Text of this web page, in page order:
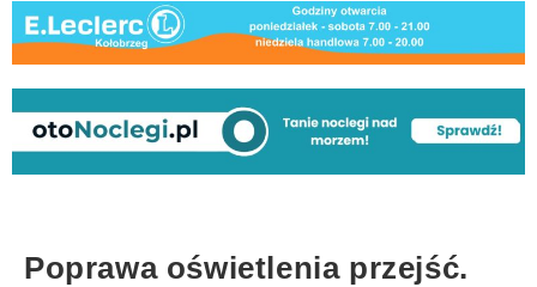
Poprawa oświetlenia przejść.